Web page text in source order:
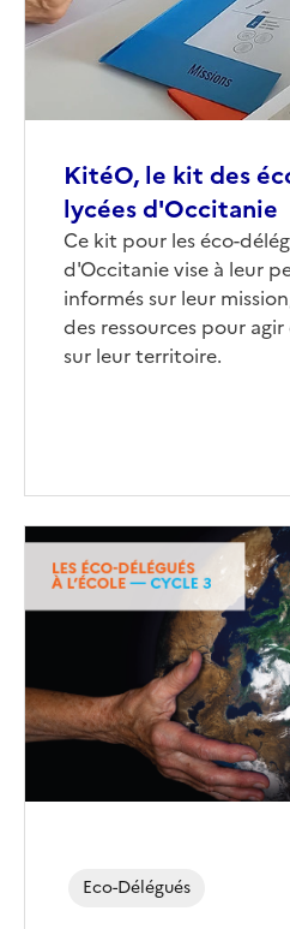
KitéO, le kit des
lycées d'Occitanie
Corps
Ce kit pour les éco-
d'Occitanie vise à leur
informés sur leur
des ressources pour
sur leur territoire.
Eco-Délégués
Image
couverture